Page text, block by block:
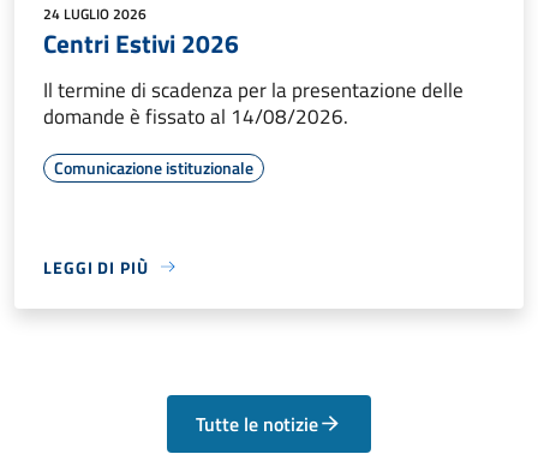
24 LUGLIO 2026
Centri Estivi 2026
Il termine di scadenza per la presentazione delle
domande è fissato al 14/08/2026.
Comunicazione istituzionale
LEGGI DI PIÙ
Tutte le notizie